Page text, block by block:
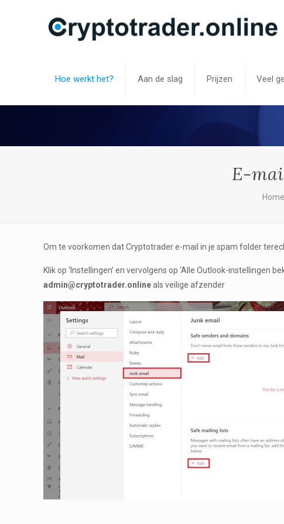
Hoe werkt het? Aan de slag Prijzen Veel
E-
Home
Om te voorkomen dat Cryptotrader e-mail in je spam folder
Klik op ‘Instellingen’ en vervolgens op ‘Alle Outlook-instellingen
admin@cryptotrader.onlineals veilige afzender